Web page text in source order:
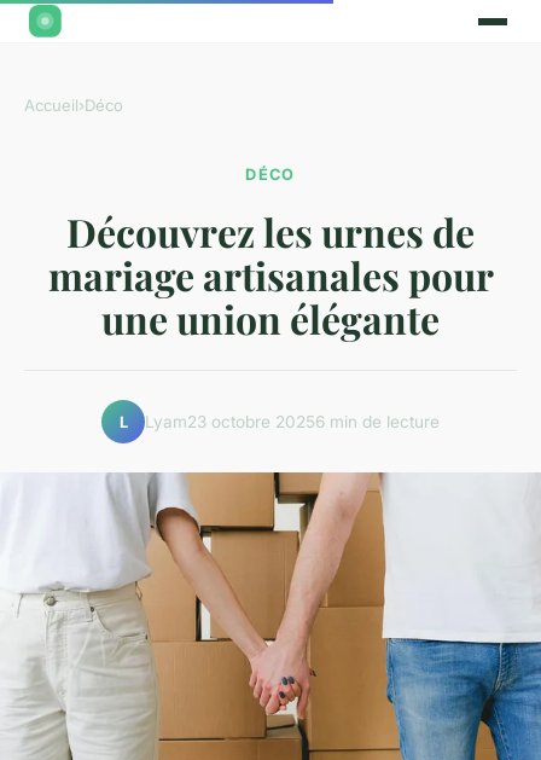
Accueil›Déco
DÉCO
Découvrez les urnes de
mariage artisanales pour
une union élégante
L Lyam23 octobre 20256 min de lecture